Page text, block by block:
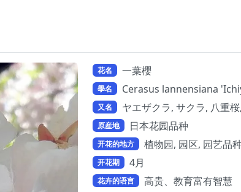
花名 一葉櫻
學名 Cerasus lannensiana
又名 ヤエザクラ, サクラ, 八重
原産地 日本花园品种
开花的地方 植物园, 园区, 园艺品
开花期 4月
花卉的语言 高贵、教育富有智慧